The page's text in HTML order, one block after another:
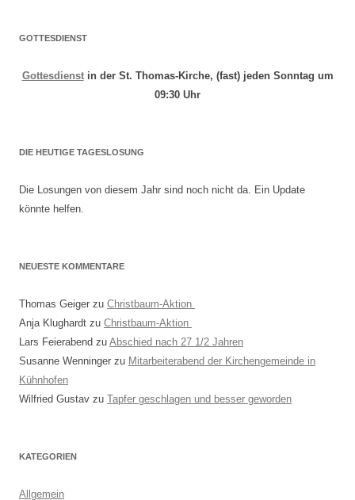
GOTTESDIENST
Gottesdienstin der St. Thomas-Kirche, (fast) jeden Sonntag um
09:30 Uhr
DIE HEUTIGE TAGESLOSUNG
Die Losungen von diesem Jahr sind noch nicht da. Ein Update
könnte helfen.
NEUESTE KOMMENTARE
Thomas Geiger zu Christbaum-Aktion
Anja Klughardt zu Christbaum-Aktion
Lars Feierabend zu Abschied nach 27 1/2 Jahren
Susanne Wenninger zu Mitarbeiterabend der Kirchengemeinde in
Kühnhofen
Wilfried Gustav zu Tapfer geschlagen und besser geworden
KATEGORIEN
Allgemein